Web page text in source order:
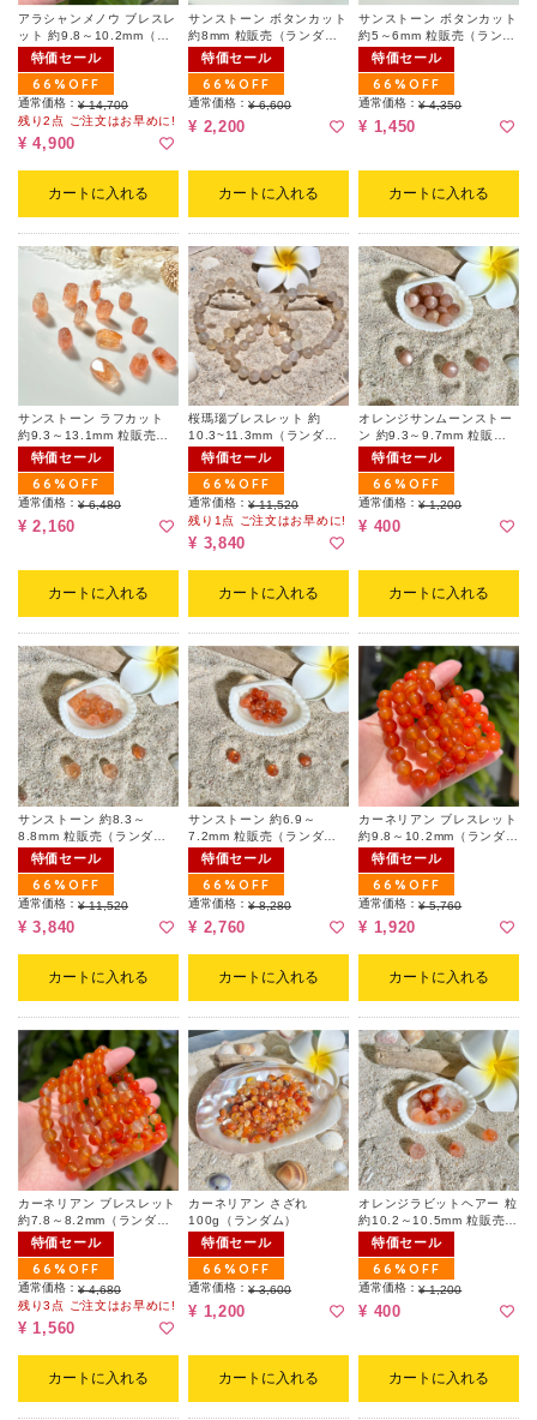
アラシャンメノウ ブレスレ
ット 約9.8～10.2mm（ラ
ンダム）
特価セール
66%OFF
通常価格： ¥ 14,700
残り2点 ご注文はお早めに!
¥ 4,900
カートに入れる
サンストーン ボタンカット
約8mm 粒販売（ランダ
ム）
特価セール
66%OFF
通常価格：¥ 6,600
¥ 2,200
カートに入れる
サンストーン ボタンカット
約5～6mm 粒販売（ランダ
ム）
特価セール
66%OFF
通常価格：¥ 4,350
¥ 1,450
カートに入れる
サンストーン ラフカット
約9.3～13.1mm 粒販売
（ランダム）
特価セール
66%OFF
通常価格： ¥ 6,480
¥ 2,160
カートに入れる
桜瑪瑙ブレスレット 約
10.3~11.3mm（ランダ
ム）
特価セール
66%OFF
通常価格：¥ 11,520
残り1点 ご注文はお早めに!
¥ 3,840
カートに入れる
オレンジサンムーンストー
ン 約9.3～9.7mm 粒販売
(ランダム|天然キズ有)
特価セール
66%OFF
通常価格：¥ 1,200
¥ 400
カートに入れる
サンストーン 約8.3～
8.8mm 粒販売（ランダ
ム）
特価セール
66%OFF
通常価格： ¥ 11,520
¥ 3,840
カートに入れる
サンストーン 約6.9～
7.2mm 粒販売（ランダ
ム）
特価セール
66%OFF
通常価格：¥ 8,280
¥ 2,760
カートに入れる
カーネリアン ブレスレット
約9.8～10.2mm（ランダ
ム）
特価セール
66%OFF
通常価格：¥ 5,760
¥ 1,920
カートに入れる
カーネリアン ブレスレット
約7.8～8.2mm（ランダ
ム）
特価セール
66%OFF
通常価格： ¥ 4,680
残り3点 ご注文はお早めに!
¥ 1,560
カートに入れる
カーネリアン さざれ
100g（ランダム）
特価セール
66%OFF
通常価格：¥ 3,600
¥ 1,200
カートに入れる
オレンジラビットヘアー 粒
約10.2～10.5mm 粒販売
（ランダム）
特価セール
66%OFF
通常価格：¥ 1,200
¥ 400
カートに入れる